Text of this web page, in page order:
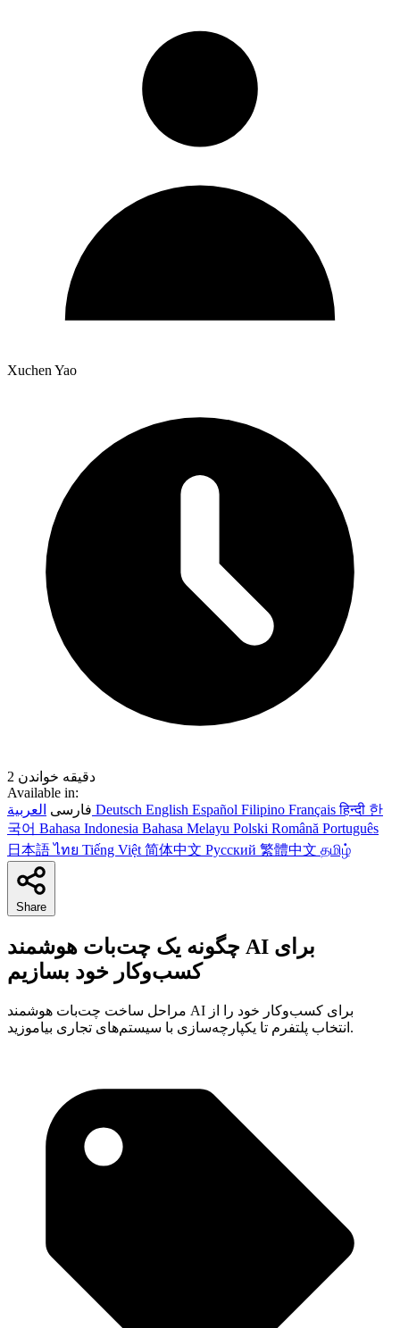
Xuchen Yao
2 دقیقه خواندن
Available in:
فارسی Deutsch English Español Filipino Françaisहिन्दी 한
국어 Bahasa Indonesia Bahasa Melayu Polski Română Português
日本語ไทย Tiếng Việt 简体中文 Русский 繁體中文 தமிழ்
Share
چگونه یک چت‌بات هوشمند AI برای
کسب‌وکار خود بسازیم
مراحل ساخت چت‌بات هوشمند AI برای کسب‌وکار خود را از
انتخاب پلتفرم تا یکپارچه‌سازی با سیستم‌های تجاری بیاموزید.